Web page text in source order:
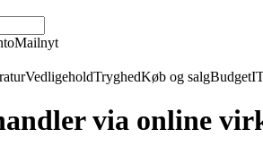
Mailnyt
VedligeholdTryghedKøb og salgBudget
via online